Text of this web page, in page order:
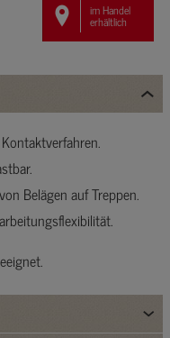
im Handel
erhältlich
Belägen auf Treppen.